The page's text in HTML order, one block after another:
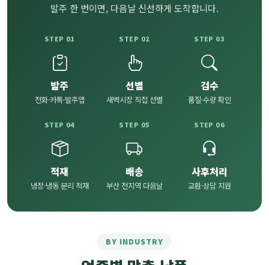
발주 한 번이면, 다음날 신선하게 도착합니다.
STEP 01
발주
전화·카톡·발주앱
STEP 02
선별
새벽시장 직접 선별
STEP 03
검수
품질·수량 확인
STEP 04
적재
냉장·냉동 분리 적재
STEP 05
배송
부산 전지역 다음날
STEP 06
사후처리
교환·상담 지원
BY INDUSTRY